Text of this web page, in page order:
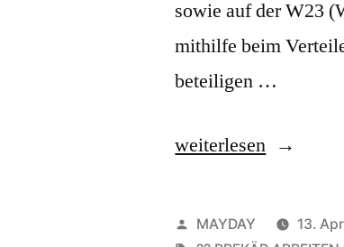
sowie auf der W23
mithilfe beim
beteiligen …
„MAYDAY
weiterlesen
Veröffentlicht
MAYDAY 13.